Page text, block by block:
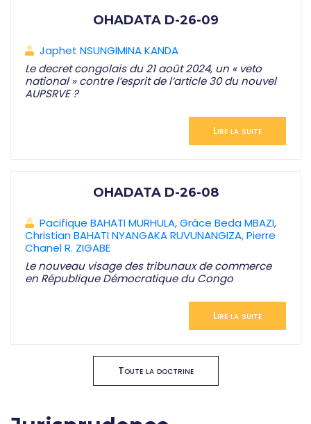
OHADATA D-26-09
Japhet NSUNGIMINA KANDA
Le decret congolais du 21 août 2024, un « veto
national » contre l’esprit de l’article 30 du nouvel
AUPSRVE ?
Lire la suite
OHADATA D-26-08
Pacifique BAHATI MURHULA,Grâce Beda MBAZI,
Christian BAHATI NYANGAKA RUVUNANGIZA,Pierre
Chanel R. ZIGABE
Le nouveau visage des tribunaux de commerce
en République Démocratique du Congo
Lire la suite
Toute la doctrine